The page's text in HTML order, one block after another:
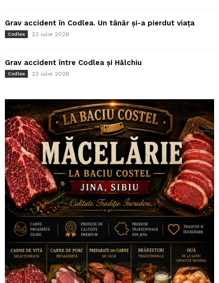
Grav accident în Codlea. Un tânăr și-a pierdut viața
Codlea 23 iulie 2026
Grav accident între Codlea și Hălchiu
Codlea 23 iulie 2026